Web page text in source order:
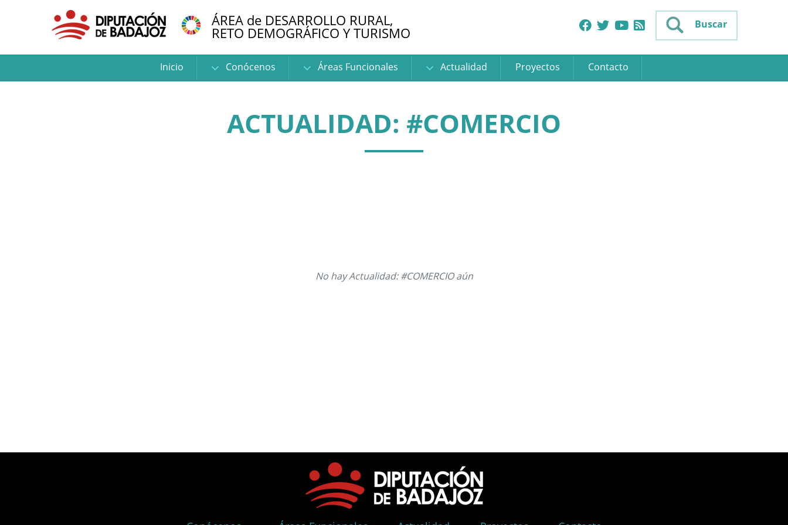
ÁREA de DESARROLLO RURAL,
RETO DEMOGRÁFICO Y TURISMO Buscar
Inicio Conócenos Áreas Funcionales Actualidad Proyectos Contacto
ACTUALIDAD: #COMERCIO
No hay Actualidad: #COMERCIO aún